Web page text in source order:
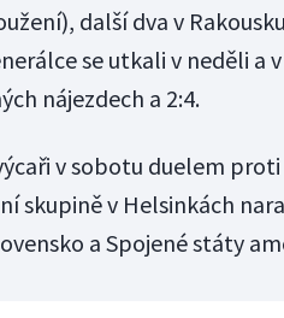
další dva v
se utkali v neděli a
nájezdech a 2:4.
v sobotu duelem
skupině v Helsinkách
a Spojené státy